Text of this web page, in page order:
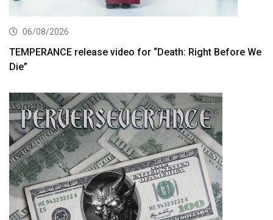
06/08/2026
TEMPERANCE release video for “Death: Right Before We
Die”